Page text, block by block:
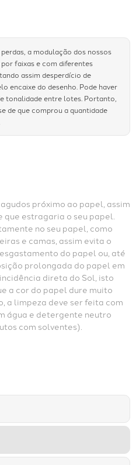
a modulação dos nossos
faixas e com diferentes
assim desperdício de
encaixe do desenho. Pode haver
tonalidade entre lotes. Portanto,
de que comprou a quantidade
próximo ao papel, assim
que estragaria o seu papel.
no seu papel, como
e camas, assim evita o
do papel ou, até
prolongada do papel em
direta do Sol, isto
a cor do papel dure muito
a limpeza deve ser feita com
água e detergente neutro
com solventes).